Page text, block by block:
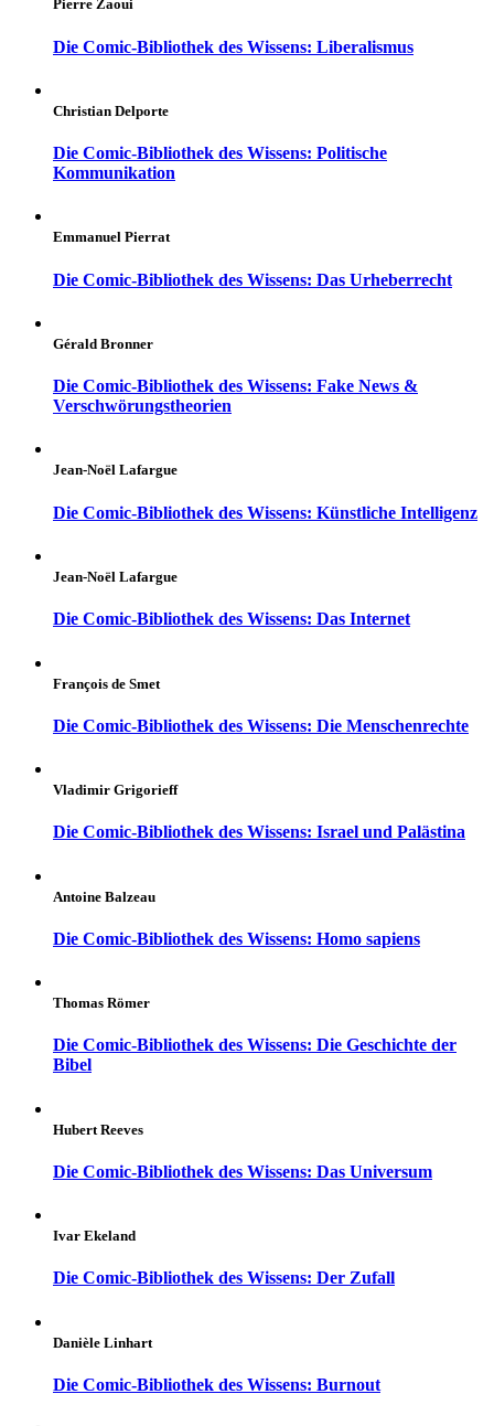
Pierre Zaoui
Die Comic-Bibliothek des Wissens: Liberalismus
Christian Delporte
Die Comic-Bibliothek des Wissens: Politische
Kommunikation
Emmanuel Pierrat
Die Comic-Bibliothek des Wissens: Das Urheberrecht
Gérald Bronner
Die Comic-Bibliothek des Wissens: Fake News &
Verschwörungstheorien
Jean-Noël Lafargue
Die Comic-Bibliothek des Wissens: Künstliche Intelligenz
Jean-Noël Lafargue
Die Comic-Bibliothek des Wissens: Das Internet
François de Smet
Die Comic-Bibliothek des Wissens: Die Menschenrechte
Vladimir Grigorieff
Die Comic-Bibliothek des Wissens: Israel und Palästina
Antoine Balzeau
Die Comic-Bibliothek des Wissens: Homo sapiens
Thomas Römer
Die Comic-Bibliothek des Wissens: Die Geschichte der
Bibel
Hubert Reeves
Die Comic-Bibliothek des Wissens: Das Universum
Ivar Ekeland
Die Comic-Bibliothek des Wissens: Der Zufall
Danièle Linhart
Die Comic-Bibliothek des Wissens: Burnout